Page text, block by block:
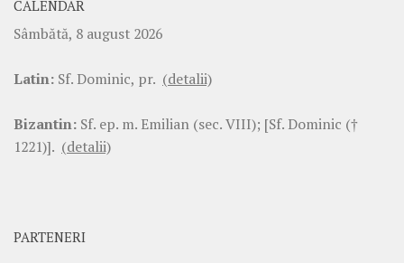
CALENDAR
Sâmbătă, 8 august 2026
Latin: Sf. Dominic, pr. (detalii)
Bizantin: Sf. ep. m. Emilian (sec. VIII); [Sf. Dominic (†
1221)]. (detalii)
PARTENERI